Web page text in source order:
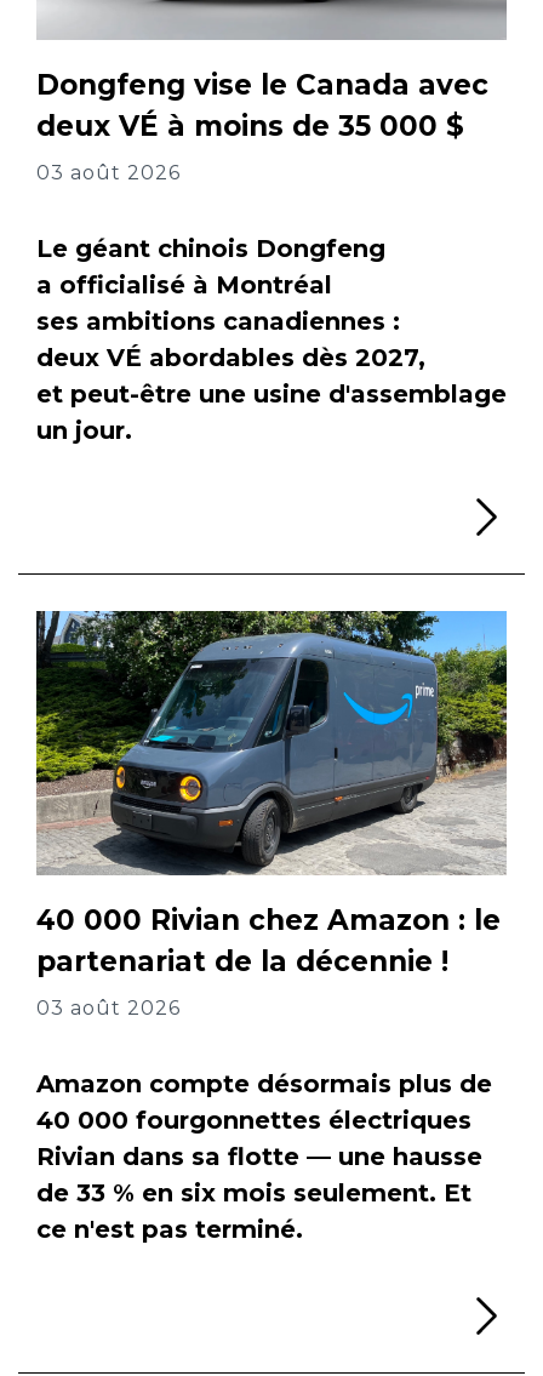
Dongfeng vise le Canada avec
deux VÉ à moins de 35 000 $
03 août 2026
Le géant chinois Dongfeng
a officialisé à Montréal
ses ambitions canadiennes :
deux VÉ abordables dès 2027,
et peut-être une usine d'assemblage
un jour.
40 000 Rivian chez Amazon : le
partenariat de la décennie !
03 août 2026
Amazon compte désormais plus de
40 000 fourgonnettes électriques
Rivian dans sa flotte — une hausse
de 33 % en six mois seulement. Et
ce n'est pas terminé.